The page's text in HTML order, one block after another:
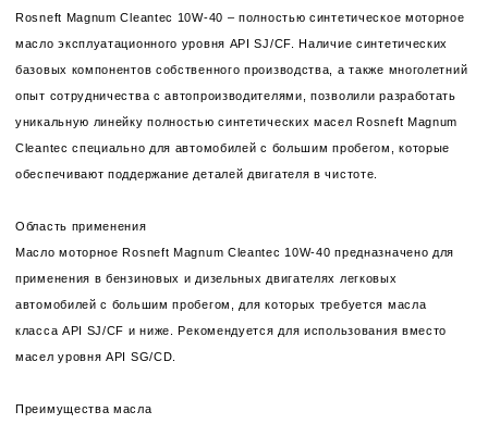
Rosneft Magnum Cleantec 10W-40 – полностью синтетическое моторное
масло эксплуатационного уровня API SJ/CF. Наличие синтетических
базовых компонентов собственного производства, а также многолетний
опыт сотрудничества с автопроизводителями, позволили разработать
уникальную линейку полностью синтетических масел Rosneft Magnum
Cleantec специально для автомобилей с большим пробегом, которые
обеспечивают поддержание деталей двигателя в чистоте.
Область применения
Масло моторное Rosneft Magnum Cleantec 10W-40 предназначено для
применения в бензиновых и дизельных двигателях легковых
автомобилей с большим пробегом, для которых требуется масла
класса API SJ/CF и ниже. Рекомендуется для использования вместо
масел уровня API SG/CD.
Преимущества масла